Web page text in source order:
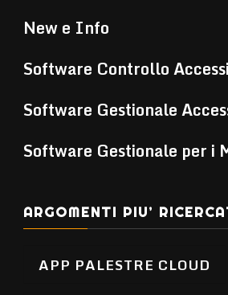
New e Info
Software Controllo
Software Gestionale
Software Gestionale per i
ARGOMENTI PIU’
APP PALESTRE CLOUD